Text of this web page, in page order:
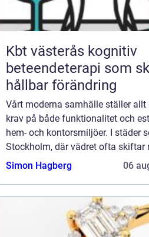
Kbt västerås kognitiv
beteendeterapi som
hållbar förändring
Vårt moderna samhälle ställer allt
krav på både funktionalitet och
hem- och kontorsmiljöer. I städer
Stockholm, där vädret ofta skiftar
och regn, blir behovet av effe...
Simon Hagberg 06